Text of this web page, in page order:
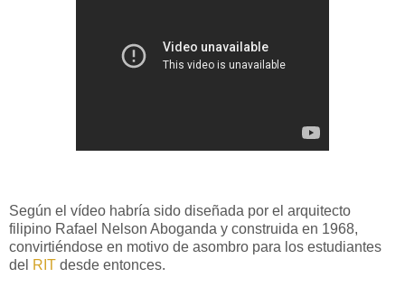
Según el vídeo habría sido diseñada por el arquitecto
filipino Rafael Nelson Aboganda y construida en 1968,
convirtiéndose en motivo de asombro para los estudiantes
del RIT desde entonces.